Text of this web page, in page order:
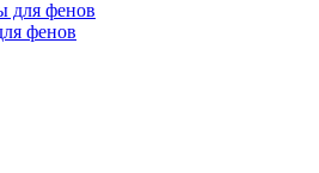
фенов